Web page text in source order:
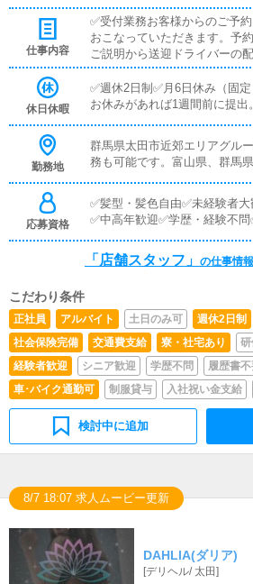
想定年収⇒480万円・入社6年
長）
仕事内容
✅受付業務お客様からのご予
おこなっていただきます。予
ご説明から送迎ドライバーの
簡単なマニュアルもご用意し
でもご安心ください！先輩ス
ので徐々に業務を覚えていた
テンツのご説明や応用などの
だきます。先輩スタッフとキ
ンを見ながら徐々に知識を付
す。✅PC更新業務ヘブンネッ
ージ、その他ポータルサイト
作して情報更新をお願いして
ご説明させていただきますの
の流れ～・10時 出社 当日キ
更新 電話対応・13時 ラン
ト更新・19時 遅番に引継ぎ/
間中、先輩スタッフがマンツ
経験者の方もご安心下さい。
休日休暇
✅週休2日制✅月6日休み（固
お休みがあれば1週間前に提出。
勤務地
群馬県太田市近郊エリアグル
務も可能です。富山県、群馬
応募資格
✅髪型・髪色自由✅未経験者
✅中高年歓迎✅学歴・経験不
「店舗スタッフ」 の仕事情
こだわり条件
正社員 アルバイト 土日のみ可 週休2日制
社会保険完備
交通費支給 寮・社宅あり 研
経験者歓迎
シニア歓迎 学歴不問 履歴書
車･バイク通勤可
制服貸与 入社祝い金支給
検討中に追加
8/7 18:07 求人ムービー更新
DAHLIA(ダリア)
[デリヘル/ 太田]